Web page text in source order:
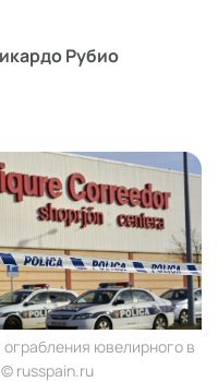
Рубио
ювелирного в
russpain.ru